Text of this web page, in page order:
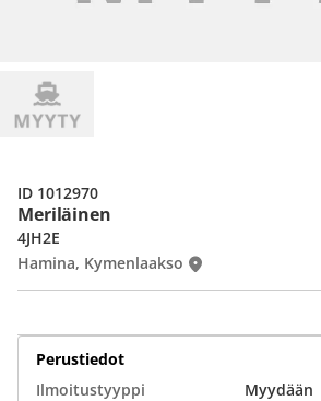
Meriläinen
4JH2E
Hamina, Kymenlaakso
ID 1012970
Perustiedot
Ilmoitustyyppi
Myydään